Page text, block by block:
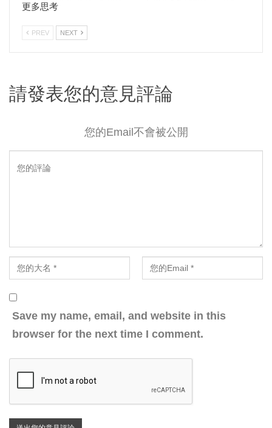
更多思考
PREV NEXT
請發表您的意見評論
您的Email不會被公開
Save my name, email, and website in this
browser for the next time I comment.